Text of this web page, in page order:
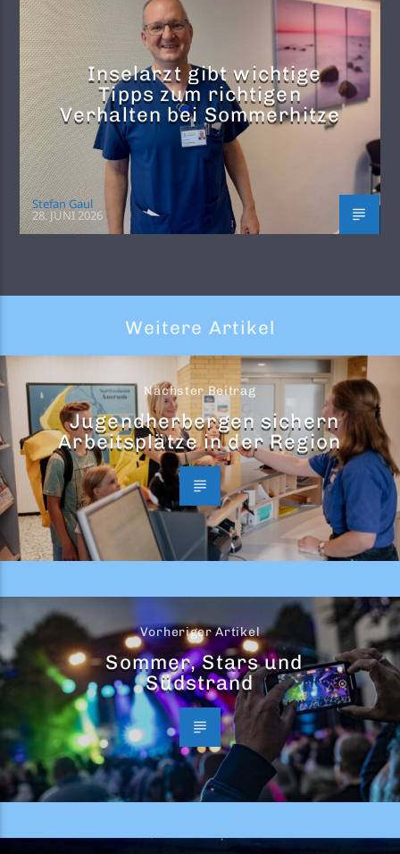
Inselarzt gibt wichtige
Tipps zum richtigen
Verhalten bei Sommerhitze
Stefan Gaul
28. JUNI 2026
Weitere Artikel
Nächster Beitrag
Jugendherbergen sichern
Arbeitsplätze in der Region
Vorheriger Artikel
Sommer, Stars und
Südstrand